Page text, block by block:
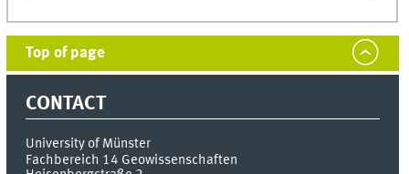
Top of page
CONTACT
University of Münster
Fachbereich 14 Geowissenschaften